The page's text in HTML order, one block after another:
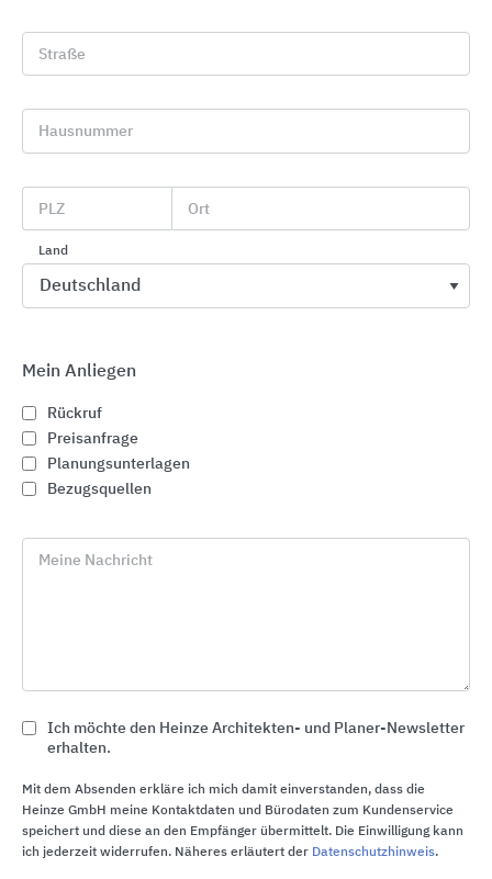
Erlau barrierefreies Bad
Entwässerungssysteme für den Innenbereich
Dallmer
Straße
Hausnummer
PLZ Ort
Land
Mein Anliegen
Rückruf
Preisanfrage
Planungsunterlagen
Bezugsquellen
Meine Nachricht
Ich möchte den Heinze Architekten- und Planer-Newsletter
erhalten.
Mit dem Absenden erkläre ich mich damit einverstanden, dass die
Heinze GmbH meine Kontaktdaten und Bürodaten zum Kundenservice
speichert und diese an den Empfänger übermittelt. Die Einwilligung kann
ich jederzeit widerrufen. Näheres erläutert der Datenschutzhinweis.